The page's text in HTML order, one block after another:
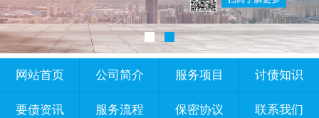
网站首页 公司简介 服务项目 讨债知识
要债资讯 服务流程 保密协议 联系我们